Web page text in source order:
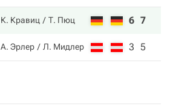
К. Кравиц Т. Пюц 6 7
А. Эрлер Л. Мидлер 3 5